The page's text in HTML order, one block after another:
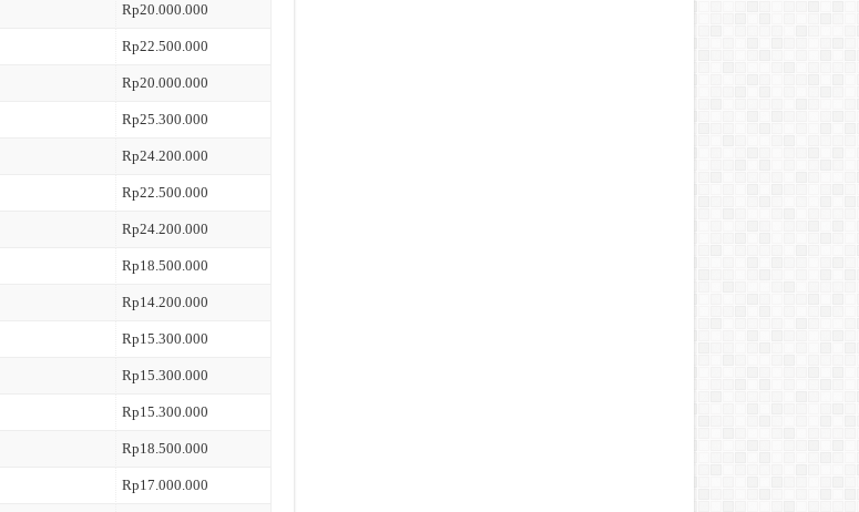
Rp20.000.000
Rp22.500.000
Rp20.000.000
Rp25.300.000
Rp24.200.000
Rp22.500.000
Rp24.200.000
Rp18.500.000
Rp14.200.000
Rp15.300.000
Rp15.300.000
Rp15.300.000
Rp18.500.000
Rp17.000.000